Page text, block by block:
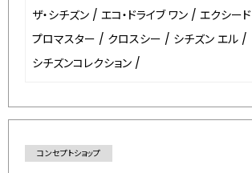
ザ・シチズン / エコ・ドライブ ワン / エクシード
プロマスター / クロスシー / シチズン エル /
シチズンコレクション /
コンセプトショップ